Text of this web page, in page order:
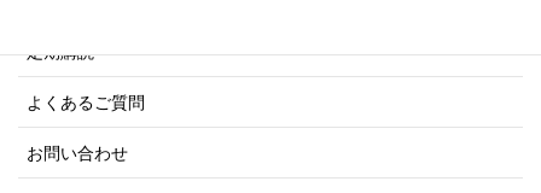
定期購読
よくあるご質問
お問い合わせ